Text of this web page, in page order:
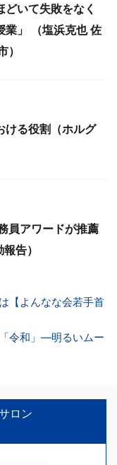
いて失敗をなく
」 （塩浜克也 佐
）
ける役割（ホルグ
員アワードが推薦
告）
【よんなな会若手首
令和」―明るいムー
ロン